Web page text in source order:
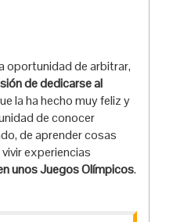
oportunidad de arbitrar,
de dedicarse al
la ha hecho muy feliz y
de conocer
de aprender cosas
experiencias
unos Juegos Olímpicos.